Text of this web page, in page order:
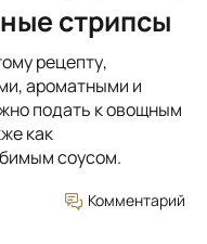
стрипсы
рецепту,
ароматными и
подать к овощным
как
соусом.
Комментарий